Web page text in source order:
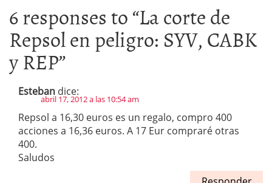
6 responses to “La corte de
Repsol en peligro: SYV, CABK
y REP”
Esteban dice:
abril 17, 2012 a las 10:54 am
Repsol a 16,30 euros es un regalo, compro 400
acciones a 16,36 euros. A 17 Eur compraré otras
400.
Saludos